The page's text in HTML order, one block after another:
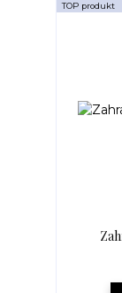
TOP produkt